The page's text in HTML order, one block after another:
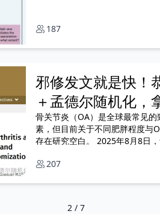
187
邪修发文就是快！
＋孟德尔随机化，
骨关节炎（OA）是全球最常见
素，但目前关于不同肥胖程度与
存在研究空白。 2025年8月8日
207
2 / 7